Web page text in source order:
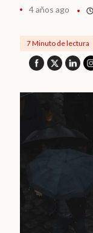
4 años ago
7 Minuto de lectura